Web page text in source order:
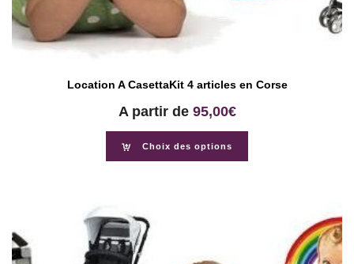
Location A CasettaKit 4 articles en Corse
A partir de 95,00€
Choix des options